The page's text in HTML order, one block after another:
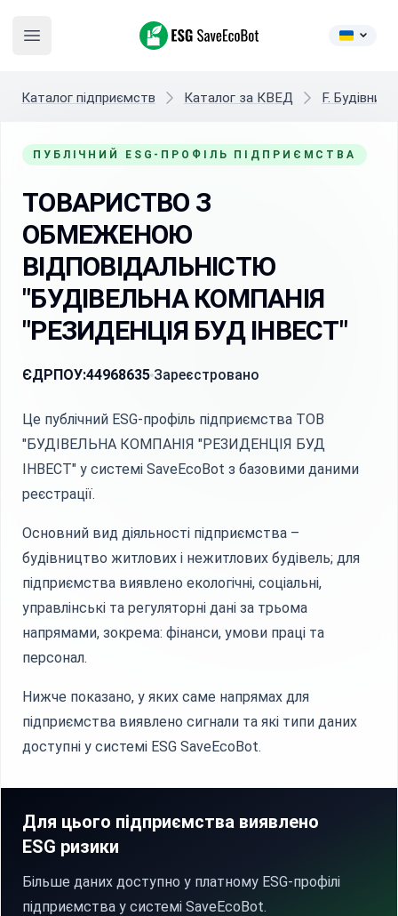
Open main menu
ESG SaveEcoBot
Каталог підприємств Каталог за КВЕД F.
ПУБЛІЧНИЙ ESG-ПРОФІЛЬ ПІДПРИЄМСТВА
ТОВАРИСТВО З
ОБМЕЖЕНОЮ
ВІДПОВІДАЛЬНІСТЮ
"БУДІВЕЛЬНА КОМПАНІЯ
"РЕЗИДЕНЦІЯ БУД ІНВЕСТ"
ЄДРПОУ:44968635 Зареєстровано
Це публічний ESG-профіль підприємства ТОВ
"БУДІВЕЛЬНА КОМПАНІЯ "РЕЗИДЕНЦІЯ БУД
ІНВЕСТ" у системі SaveEcoBot з базовими даними
реєстрації.
Основний вид діяльності підприємства –
будівництво житлових і нежитлових будівель; для
підприємства виявлено екологічні, соціальні,
управлінські та регуляторні дані за трьома
напрямами, зокрема: фінанси, умови праці та
персонал.
Нижче показано, у яких саме напрямах для
підприємства виявлено сигнали та які типи даних
доступні у системі ESG SaveEcoBot.
Для цього підприємства виявлено
ESG ризики
Більше даних доступно у платному ESG-профілі
підприємства у системі SaveEcoBot.